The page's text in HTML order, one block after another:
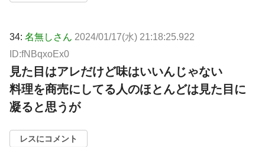
34: 名無しさん 2024/01/17(水) 21:18:25.922
ID:fNBqxoEx0
見た目はアレだけど味はいいんじゃない
料理を商売にしてる人のほとんどは見た目に
凝ると思うが
レスにコメント